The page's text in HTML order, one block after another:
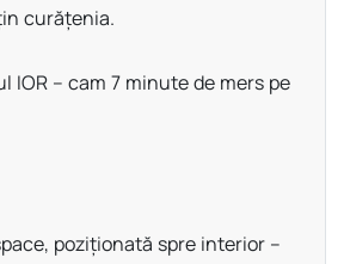
curățenia.
IOR – cam 7 minute de mers pe
poziționată spre interior –